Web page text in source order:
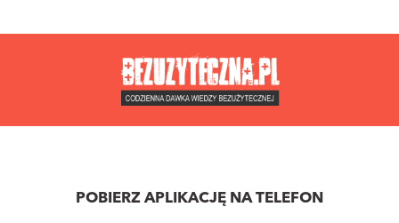
POBIERZ APLIKACJĘ NA TELEFON